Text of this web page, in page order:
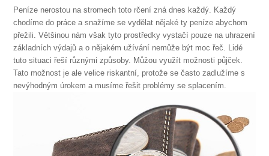
Peníze nerostou na stromech toto rčení zná dnes každý. Každý
chodíme do práce a snažíme se vydělat nějaké ty peníze abychom
přežili. Většinou nám však tyto prostředky vystačí pouze na uhrazení
základních výdajů a o nějakém užívání nemůže být moc řeč. Lidé
tuto situaci řeší různými způsoby. Můžou využít možnosti půjček.
Tato možnost je ale velice riskantní, protože se často zadlužíme s
nevýhodným úrokem a musíme řešit problémy se splacením.